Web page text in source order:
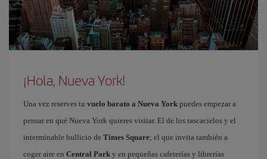
¡Hola, Nueva York!
Una vez reserves tu vuelo barato a Nueva York puedes empezar a
pensar en qué Nueva York quieres visitar. El de los rascacielos y el
interminable bullicio de Times Square; el que invita también a
coger aire en Central Park y en pequeñas cafeterías y librerías